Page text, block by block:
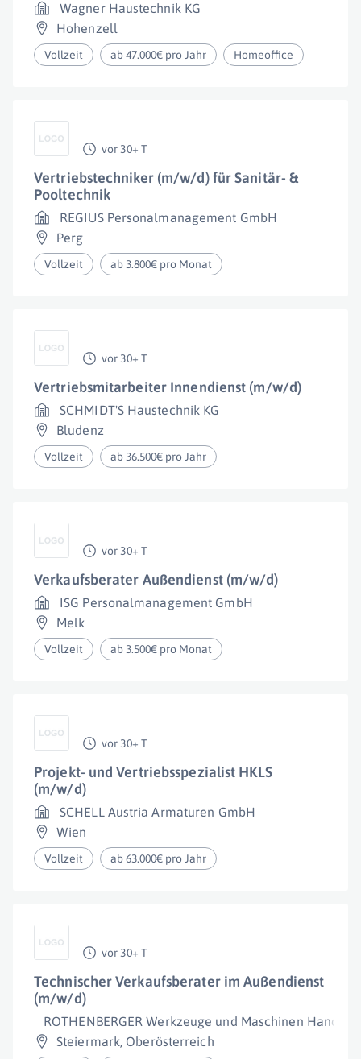
Wagner Haustechnik KG
Hohenzell
Vollzeit ab 47.000€ pro Jahr Homeoffice
vor 30+ T
Vertriebstechniker (m/w/d) für Sanitär- &
Pooltechnik
REGIUS Personalmanagement GmbH
Perg
Vollzeit ab 3.800€ pro Monat
vor 30+ T
Vertriebsmitarbeiter Innendienst (m/w/d)
SCHMIDT'S Haustechnik KG
Bludenz
Vollzeit ab 36.500€ pro Jahr
vor 30+ T
Verkaufsberater Außendienst (m/w/d)
ISG Personalmanagement GmbH
Melk
Vollzeit ab 3.500€ pro Monat
vor 30+ T
Projekt- und Vertriebsspezialist HKLS
(m/w/d)
SCHELL Austria Armaturen GmbH
Wien
Vollzeit ab 63.000€ pro Jahr
vor 30+ T
Technischer Verkaufsberater im Außendienst
(m/w/d)
ROTHENBERGER Werkzeuge und Maschinen
Steiermark, Oberösterreich